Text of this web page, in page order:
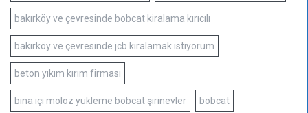
bakırköy ve çevresinde bobcat kiralama kırıcılı
bakırköy ve çevresinde jcb kiralamak istiyorum
beton yıkım kırım firması
bina içi moloz yukleme bobcat şirinevler bobcat